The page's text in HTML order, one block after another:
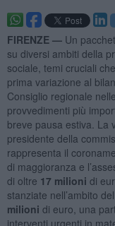
FIRENZE — Un
su diversi ambiti della
sociale, temi cruciali
prima variazione al
Consiglio regionale
provvedimenti più
breve pausa estiva. La
presidente della
rappresenta il
di maggioranza e
di oltre 17 milioni di
stanziate nell’ambito del
milioni di euro, una
interventi urgenti in